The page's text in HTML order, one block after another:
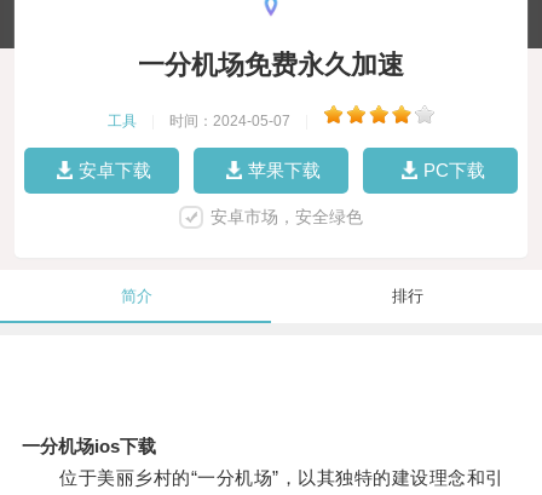
一分机场免费永久加速
工具 时间：2024-05-07
安卓下载 苹果下载 PC下载
安卓市场，安全绿色
简介 排行
一分机场ios下载
位于美丽乡村的“一分机场”，以其独特的建设理念和引